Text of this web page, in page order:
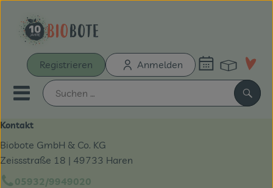
Registrieren Anmelden
Mobiles Menu öffnen oder
Schnupperkiste
Kontakt
Biobote GmbH & Co. KG
Zeissstraße 18 | 49733 Haren
05932/9949020